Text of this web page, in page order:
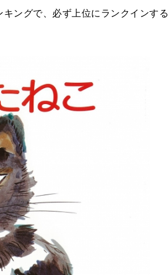
ングで、必ず上位にランクインする